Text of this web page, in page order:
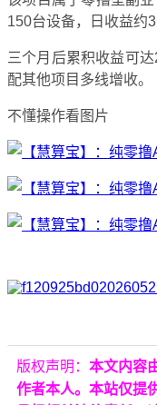
150台设备，日收益约3
三个月后累积收益可
配其他项目多线增收。
不懂操作看图片
版权声明： 本文内容
作者本人。本站仅提